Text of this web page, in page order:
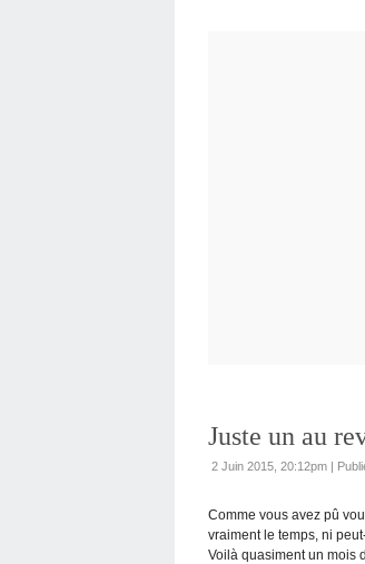
Juste un au
2 Juin 2015, 20:12pm |
Comme vous avez pû
vraiment le temps, ni
Voilà quasiment un mois